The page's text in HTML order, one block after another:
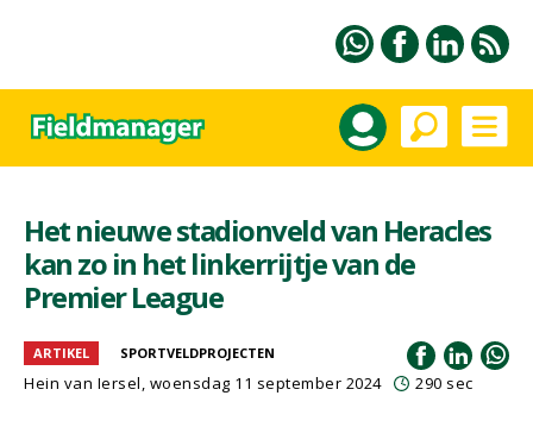
Het nieuwe stadionveld van Heracles
kan zo in het linkerrijtje van de
Premier League
ARTIKEL SPORTVELDPROJECTEN
Hein van Iersel, woensdag 11 september 2024 290 sec